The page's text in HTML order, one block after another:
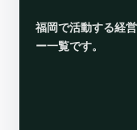
福岡で活動する経
ー一覧です。